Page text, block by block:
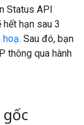
Status API
hết hạn sau 3
hoạ. Sau đó, bạn
thông qua hành